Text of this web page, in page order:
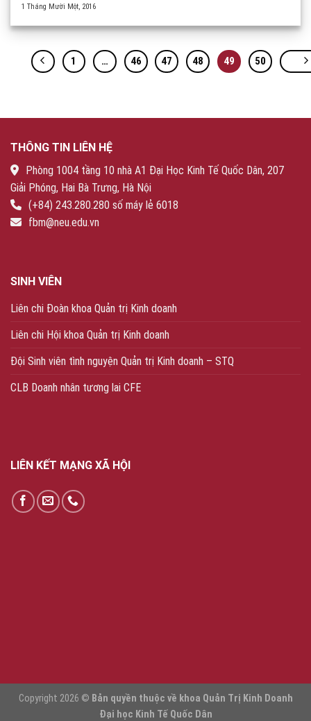
1 Tháng Mười Một, 2016
1 … 46 47 48 49 50
THÔNG TIN LIÊN HỆ
Phòng 1004 tầng 10 nhà A1 Đại Học Kinh Tế Quốc Dân, 207
Giải Phóng, Hai Bà Trưng, Hà Nội
(+84) 243.280.280 số máy lẻ 6018
fbm@neu.edu.vn
SINH VIÊN
Liên chi Đoàn khoa Quản trị Kinh doanh
Liên chi Hội khoa Quản trị Kinh doanh
Đội Sinh viên tình nguyện Quản trị Kinh doanh – STQ
CLB Doanh nhân tương lai CFE
LIÊN KẾT MẠNG XÃ HỘI
Copyright 2026 © Bản quyền thuộc về khoa Quản Trị Kinh Doanh
Đại học Kinh Tế Quốc Dân